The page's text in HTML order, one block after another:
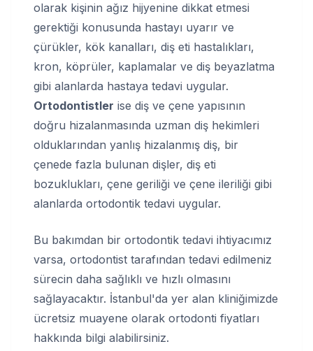
olarak kişinin ağız hijyenine dikkat etmesi
gerektiği konusunda hastayı uyarır ve
çürükler, kök kanalları, diş eti hastalıkları,
kron, köprüler, kaplamalar ve diş beyazlatma
gibi alanlarda hastaya tedavi uygular.
Ortodontistler ise diş ve çene yapısının
doğru hizalanmasında uzman diş hekimleri
olduklarından yanlış hizalanmış diş, bir
çenede fazla bulunan dişler, diş eti
bozuklukları, çene geriliği ve çene ileriliği gibi
alanlarda ortodontik tedavi uygular.
Bu bakımdan bir ortodontik tedavi ihtiyacımız
varsa, ortodontist tarafından tedavi edilmeniz
sürecin daha sağlıklı ve hızlı olmasını
sağlayacaktır. İstanbul'da yer alan kliniğimizde
ücretsiz muayene olarak ortodonti fiyatları
hakkında bilgi alabilirsiniz.